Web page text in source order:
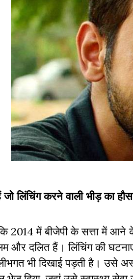
लिंचिंग करने वाली भीड़ का
2014 में बीजेपी के सत्ता में आने
और दलित हैं। लिंचिंग की
भी दिखाई पड़ती है। उसे